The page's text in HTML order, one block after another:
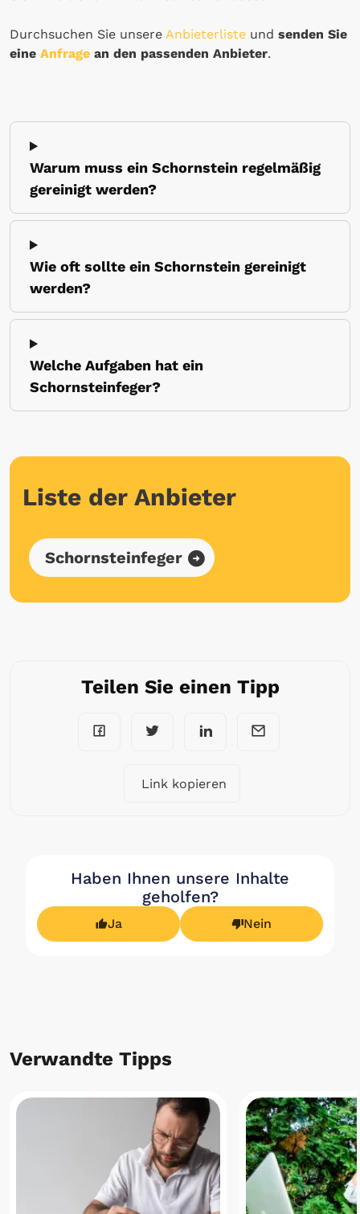
Durchsuchen Sie unsere Anbieterliste und senden Sie
eine Anfrage an den passenden Anbieter.
Warum muss ein Schornstein regelmäßig
gereinigt werden?
Wie oft sollte ein Schornstein gereinigt
werden?
Welche Aufgaben hat ein
Schornsteinfeger?
Liste der Anbieter
Schornsteinfeger
Teilen Sie einen Tipp
Link kopieren
Haben Ihnen unsere Inhalte
geholfen?
Ja Nein
Verwandte Tipps